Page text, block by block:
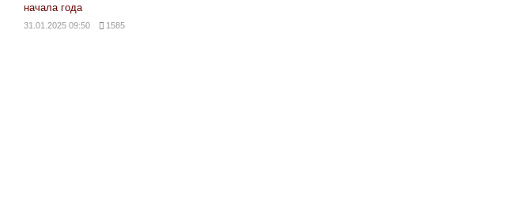
начала года
31.01.2025 09:50 1585